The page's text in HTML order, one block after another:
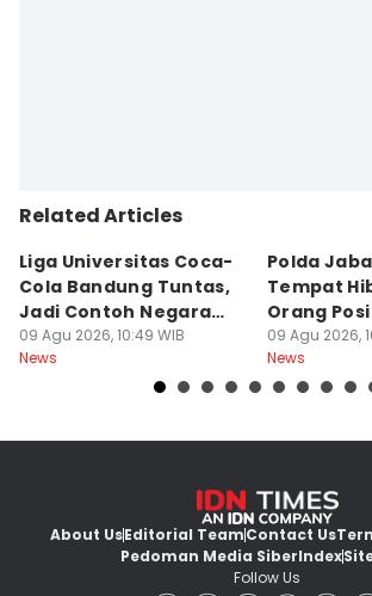
Related Articles
Liga Universitas Coca-
Cola Bandung Tuntas,
Jadi Contoh Negara
Lain
09 Agu 2026, 10:49 WIB
News
Polda
Tempat
Orang
Narkoba
09 Agu 2026,
News
About UsEditorial TeamContact Us
Pedoman Media SiberIndex
Follow Us